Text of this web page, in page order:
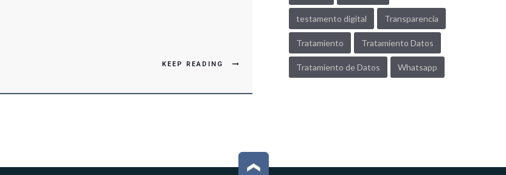
KEEP READING
testamento digital Transparencia
Tratamiento Tratamiento Datos
Tratamiento de Datos Whatsapp